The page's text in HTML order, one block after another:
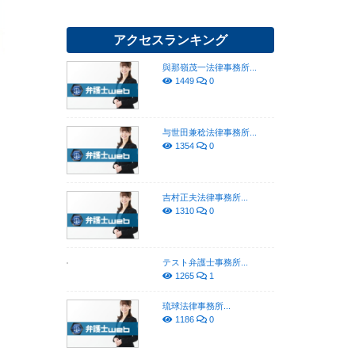
アクセスランキング
與那嶺茂一法律事務所...
1449
0
与世田兼稔法律事務所...
1354
0
吉村正夫法律事務所...
1310
0
テスト弁護士事務所...
1265
1
琉球法律事務所...
1186
0